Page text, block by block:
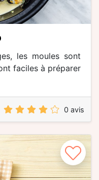
les moules sont
faciles à préparer
0 avis